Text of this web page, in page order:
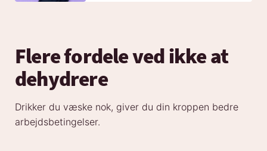
Flere fordele ved ikke at
dehydrere
Drikker du væske nok, giver du din kroppen bedre
arbejdsbetingelser.